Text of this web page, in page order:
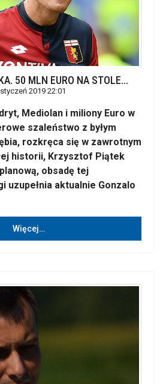
50 MLN EURO NA STOLE...
2019 22:01
Mediolan i miliony Euro w
szaleństwo z byłym
rozkręca się w zawrotnym
historii, Krzysztof Piątek
obsadę tej
uzupełnia aktualnie Gonzalo
Więcej…